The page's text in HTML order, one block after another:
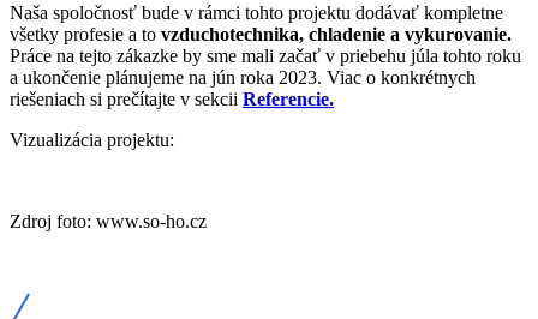
Naša spoločnosť bude v rámci tohto projektu dodávať kompletne
všetky profesie a to vzduchotechnika, chladenie a vykurovanie.
Práce na tejto zákazke by sme mali začať v priebehu júla tohto roku
a ukončenie plánujeme na jún roka 2023. Viac o konkrétnych
riešeniach si prečítajte v sekcii Referencie.
Vizualizácia projektu:
Zdroj foto: www.so-ho.cz